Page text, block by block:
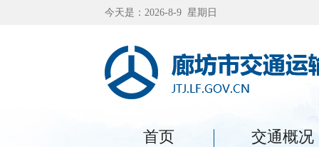
今天是：2026-8-9 星期日
首页 交通概况